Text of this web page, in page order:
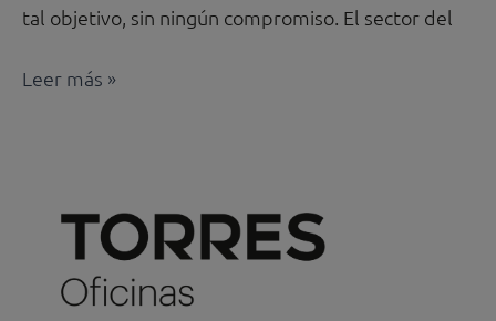
tal objetivo, sin ningún compromiso. El sector del
Leer más »